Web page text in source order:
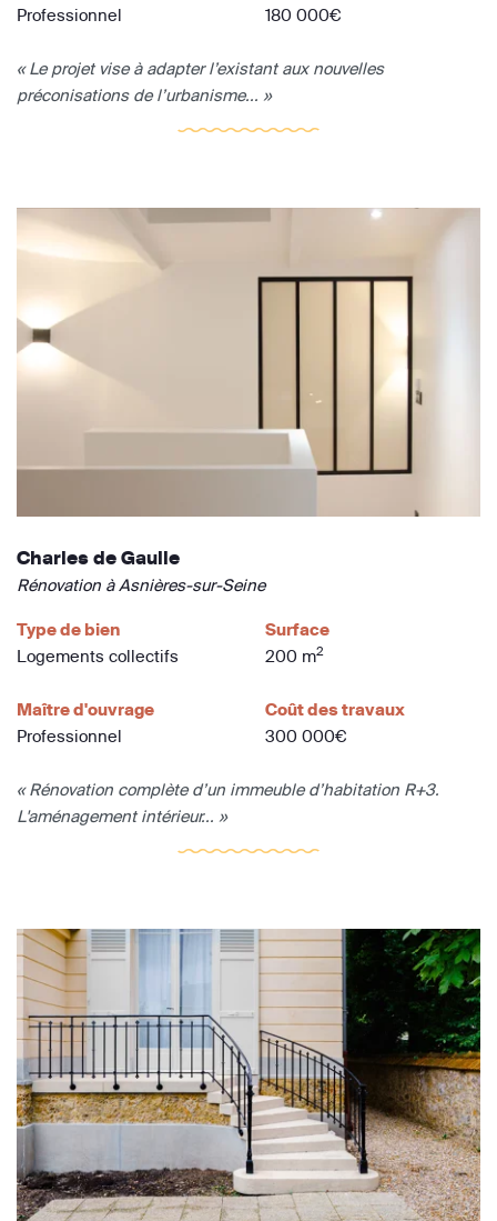
Professionnel 180 000€
« Le projet vise à adapter l’existant aux nouvelles
préconisations de l’urbanisme... »
Charles de Gaulle
Rénovation à Asnières-sur-Seine
Type de bien
Logements collectifs
Surface
200 m2
Maître d'ouvrage
Professionnel
Coût des travaux
300 000€
« Rénovation complète d’un immeuble d’habitation R+3.
L'aménagement intérieur... »